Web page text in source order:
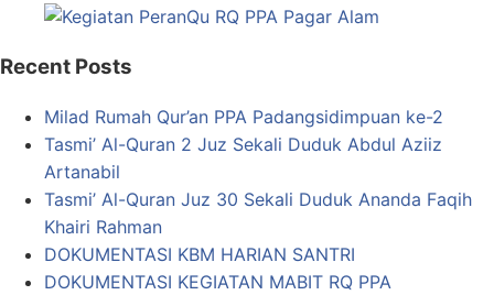
Recent Posts
Milad Rumah Qur’an PPA Padangsidimpuan ke-2
Tasmi’ Al-Quran 2 Juz Sekali Duduk Abdul Aziiz
Artanabil
Tasmi’ Al-Quran Juz 30 Sekali Duduk Ananda Faqih
Khairi Rahman
DOKUMENTASI KBM HARIAN SANTRI
DOKUMENTASI KEGIATAN MABIT RQ PPA